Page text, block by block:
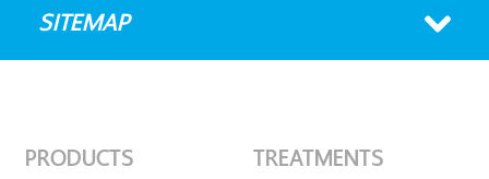
SITEMAP
PRODUCTS TREATMENTS